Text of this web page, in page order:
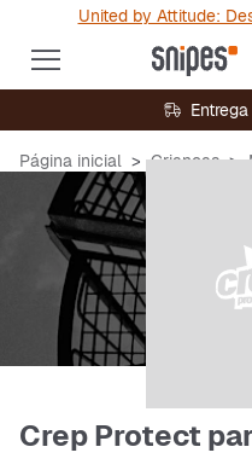
United by Attitude:
Página inicial Crianças
Crep Protect